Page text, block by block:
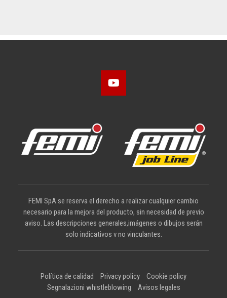
FEMI SpA se reserva el derecho a realizar cualquier cambio
necesario para la mejora del producto, sin necesidad de previo
aviso. Las descripciones generales,imágenes o dibujos serán
solo indicativos v no vinculantes.
Política de calidad Privacy policy
Cookie policy
Segnalazioni whistleblowing
Avisos legales